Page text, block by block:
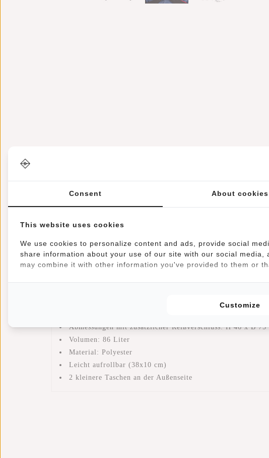
Informationen Eigenschaften Bewertungen(4)
Artikelnummer::
21.101102
Diese Reisetasche von New Rebels ist sehr leicht und dank der
zusammenrollen, so dass Sie sie z.B. im Handgepäck mitnehmen
An der Unterseite der Reisetasche befindet sich ein zusätzlicher
Abmessungen mit zusätzlicher Reißverschluss: H 46 x B
Volumen: 86 Liter
Material: Polyester
Leicht aufrollbar (38x10 cm)
2 kleinere Taschen an der Außenseite
Consent About cookies
This website uses cookies
We use cookies to personalize content and ads, provide social
share information about your use of our site with our social
may combine it with other information you've provided to them or
Customize